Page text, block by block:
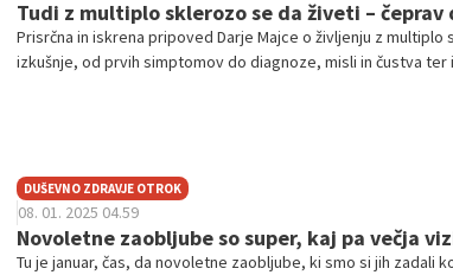
Tudi z multiplo sklerozo se da živeti – čeprav
Prisrčna in iskrena pripoved Darje Majce o življenju z multiplo
izkušnje, od prvih simptomov do diagnoze, misli in čustva
DUŠEVNO ZDRAVJE OTROK
08. 01. 2025 04.59
Novoletne zaobljube so super, kaj pa večja
Tu je januar, čas, da novoletne zaobljube, ki smo si jih zadali